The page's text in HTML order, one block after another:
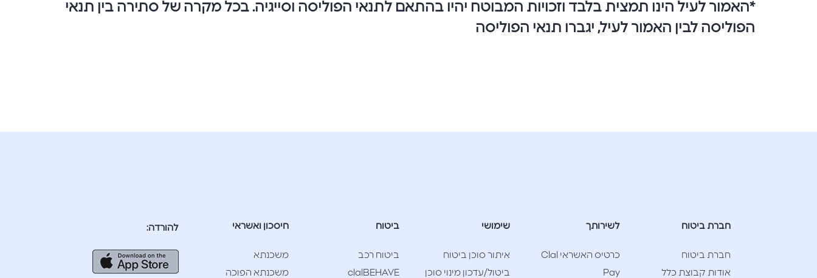
*האמור לעיל הינו תמצית בלבד וזכויות המבוטח יהיו בהתאם לתנאי הפוליסה וסייגיה. בכל מקרה של סתירה בין תנאי
הפוליסה לבין האמור לעיל, יגברו תנאי הפוליסה
חברת ביטוח
חברת ביטוח
אודות קבוצת כלל
לשירותך
כרטיס האשראי Clal
Pay
שימושי
איתור סוכן ביטוח
ביטול/עדכון מינוי סוכן
ביטוח
ביטוח רכב
clalBEHAVE
חיסכון ואשראי
משכנתא
משכנתא הפוכה
להורדה: